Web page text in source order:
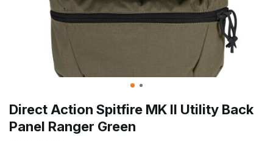
Direct Action Spitfire MK II Utility Back
Panel Ranger Green